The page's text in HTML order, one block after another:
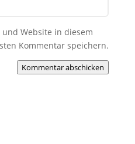
und Website in diesem
Kommentar speichern.
Kommentar abschicken